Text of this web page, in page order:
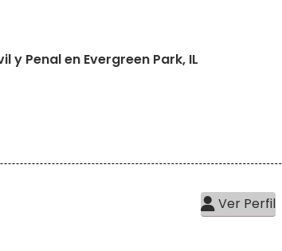
y Penal en Evergreen Park, IL
Ver Perfil